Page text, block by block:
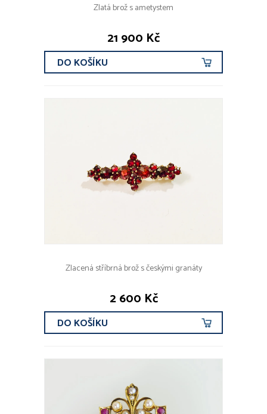
Zlatá brož s ametystem
21 900 Kč
DO KOŠÍKU
Zlacená stříbrná brož s českými granáty
2 600 Kč
DO KOŠÍKU